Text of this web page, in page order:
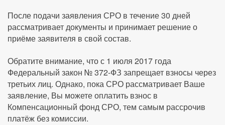
После подачи заявления СРО в течение 30 дней
рассматривает документы и принимает решение о
приёме заявителя в свой состав.
Обратите внимание, что с 1 июля 2017 года
Федеральный закон № 372-ФЗ запрещает взносы через
третьих лиц. Однако, пока СРО рассматривает Ваше
заявление, Вы можете оплатить взнос в
Компенсационный фонд СРО, тем самым рассрочив
платёж без комиссии.